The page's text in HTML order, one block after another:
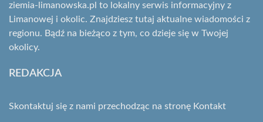
ziemia-limanowska.pl to lokalny serwis informacyjny z
Limanowej i okolic. Znajdziesz tutaj aktualne wiadomości z
regionu. Bądź na bieżąco z tym, co dzieje się w Twojej
okolicy.
REDAKCJA
Skontaktuj się z nami przechodząc na stronę Kontakt